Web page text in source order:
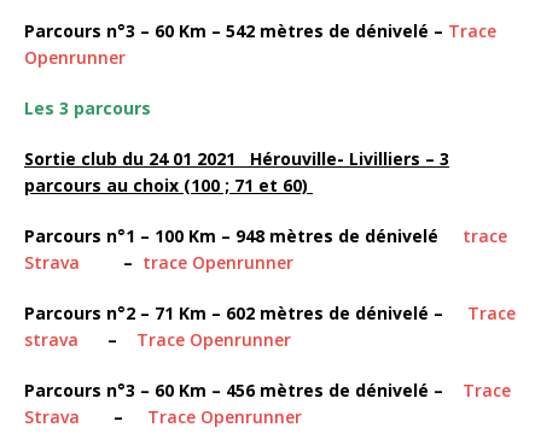
Parcours n°3 – 60 Km – 542 mètres de dénivelé – Trace
Openrunner
Les 3 parcours
Sortie club du 24 01 2021 Hérouville- Livilliers – 3
parcours au choix (100 ; 71 et 60)
Parcours n°1 – 100 Km – 948 mètres de dénivelé
trace
Strava
– trace Openrunner
Parcours n°2 – 71 Km – 602 mètres de dénivelé – Trace
strava
– Trace Openrunner
Parcours n°3 – 60 Km – 456 mètres de dénivelé – Trace
Strava – Trace Openrunner